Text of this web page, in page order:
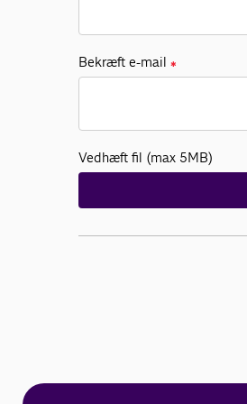
Bekræft e-mail ✱
Vedhæft fil (max 5MB)